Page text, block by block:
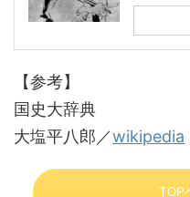
【参考】
国史大辞典
大塩平八郎／wikipedia
TOP